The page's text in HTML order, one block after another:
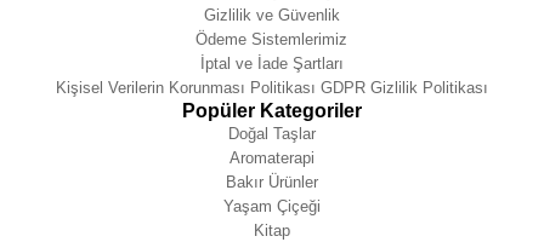
Gizlilik ve Güvenlik
Ödeme Sistemlerimiz
İptal ve İade Şartları
Kişisel Verilerin Korunması Politikası GDPR Gizlilik Politikası
Popüler Kategoriler
Doğal Taşlar
Aromaterapi
Bakır Ürünler
Yaşam Çiçeği
Kitap